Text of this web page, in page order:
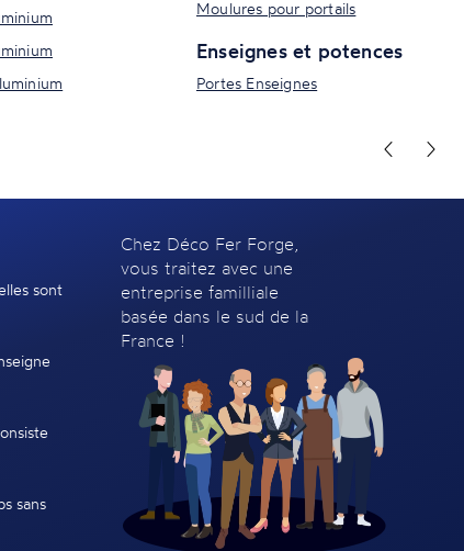
Moulures pour portails
Enseignes et potences
Portes Enseignes
sont
sans
Chez Déco Fer Forge,
vous traitez avec une
entreprise familliale
basée dans le sud de la
France !